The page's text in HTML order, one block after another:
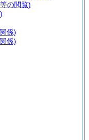
の閲覧)
係)
係)